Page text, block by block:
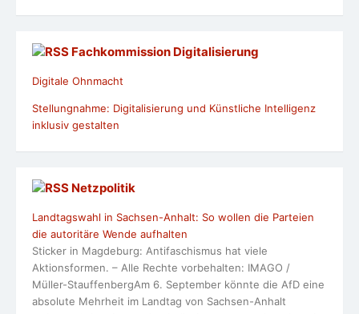
Fachkommission Digitalisierung
Digitale Ohnmacht
Stellungnahme: Digitalisierung und Künstliche Intelligenz
inklusiv gestalten
Netzpolitik
Landtagswahl in Sachsen-Anhalt: So wollen die Parteien
die autoritäre Wende aufhalten
Sticker in Magdeburg: Antifaschismus hat viele
Aktionsformen. – Alle Rechte vorbehalten: IMAGO /
Müller-StauffenbergAm 6. September könnte die AfD eine
absolute Mehrheit im Landtag von Sachsen-Anhalt